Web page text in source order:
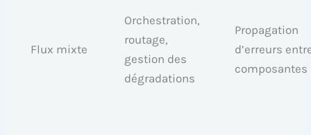
Flux mixte
Orchestration,
routage,
gestion des
dégradations
Propagation
d’erreurs
composantes